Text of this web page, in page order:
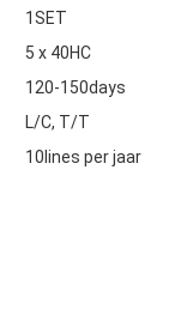
1SET
5 x 40HC
120-150days
L/C, T/T
10lines per jaar